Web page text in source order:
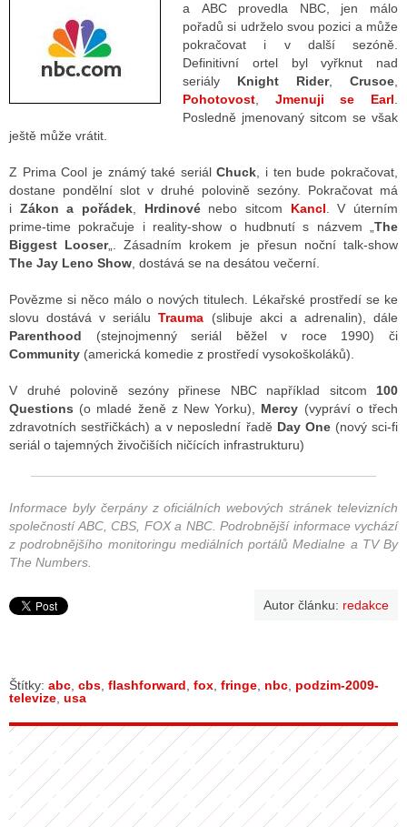
a ABC provedla NBC, jen málo
pořadů si udrželo svou pozici a může
pokračovat i v další sezóně.
Definitivní ortel byl vyřknut nad
seriály Knight Rider, Crusoe
Pohotovost
Jmenuji se Earl
Posledně jmenovaný sitcom se však
ještě může vrátit.
Z Prima Cool je známý také seriálChuck , i ten bude pokračovat,
dostane pondělní slot v druhé polovině sezóny. Pokračovat má
i Zákon a pořádek Hrdinovénebo sitcom Kancl . V úterním
prime-time pokračuje i reality-show o hudbnutí s názvem „ The
Biggest Looser„. Zásadním krokem je přesun noční talk-show
The Jay Leno Show , dostává se na desátou večerní.
Povězme si něco málo o nových titulech. Lékařské prostředí se ke
slovu dostává v seriáluTrauma (slibuje akci a adrenalin), dále
Parenthood (stejnojmenný seriál běžel v roce 1990) či
Community (americká komedie z prostředí vysokoškoláků).
V druhé polovině sezóny přinese NBC například sitcom 100
Questions (o mladé ženě z New Yorku), Mercy (vypráví o třech
zdravotních sestřičkách) a v neposlední řadě Day One(nový sci-fi
seriál o tajemných živočiších ničících infrastrukturu)
Informace byly čerpány z oficiálních webových stránek televizních
společnostíABC, CBS FOXa NBC. Podrobnější informace vychází
z podrobnějšího monitoringu mediálních portálůMedialne a TV By
The Numbers
Autor článku: redakce
Štítky: abc cbs flashforward fox fringe nbc podzim-2009-
televize usa